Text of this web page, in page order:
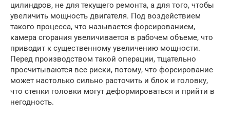
цилиндров, не для текущего ремонта, а для того, чтобы
увеличить мощность двигателя. Под воздействием
такого процесса, что называется форсированием,
камера сгорания увеличивается в рабочем объеме, что
приводит к существенному увеличению мощности.
Перед производством такой операции, тщательно
просчитываются все риски, потому, что форсирование
может настолько сильно расточить и блок и головку,
что стенки головки могут деформироваться и прийти в
негодность.